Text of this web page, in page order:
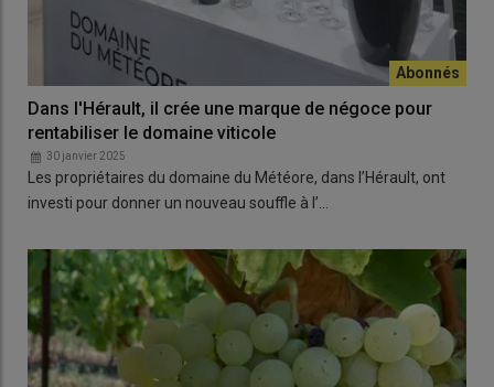
Dans l'Hérault, il crée une marque de négoce pour
rentabiliser le domaine viticole
30 janvier 2025
Les propriétaires du domaine du Météore, dans l’Hérault, ont
investi pour donner un nouveau souffle à l’…